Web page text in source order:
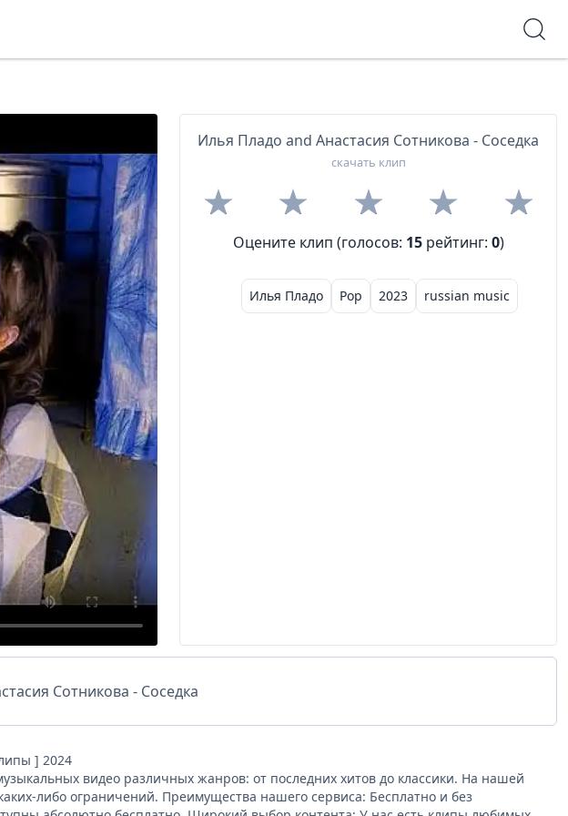
Илья Пладо and Анастасия Сотникова - Соседка
скачать клип
Оцените клип (голосов: 15 рейтинг: 0)
Илья Пладо Pop 2023 russian music
Сотникова - Соседка
] 2024
видео различных жанров: от последних хитов до классики. На нашей
либо ограничений. Преимущества нашего сервиса: Бесплатно и без